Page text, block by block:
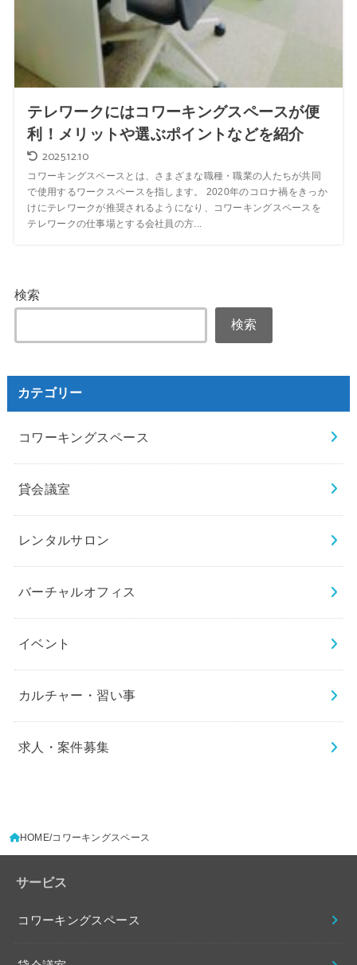
テレワークにはコワーキングスペースが便
利！メリットや選ぶポイントなどを紹介
2025.12.10
コワーキングスペースとは、さまざまな職種・職業の人たちが共同
で使用するワークスペースを指します。 2020年のコロナ禍をきっか
けにテレワークが推奨されるようになり、コワーキングスペースを
テレワークの仕事場とする会社員の方...
検索
検索
カテゴリー
コワーキングスペース
貸会議室
レンタルサロン
バーチャルオフィス
イベント
カルチャー・習い事
求人・案件募集
HOME コワーキングスペース
サービス
コワーキングスペース